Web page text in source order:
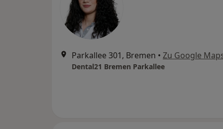
Parkallee 301, Bremen • Zu Google
Dental21 Bremen Parkallee